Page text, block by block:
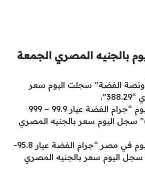
بالجنيه المصري الجمعة
الفضة” سجلت اليوم سعر
سعر الفضة اليوم “جرام الفضة عيار 99.9 – 999
سجل اليوم سعر بالجنيه المصري
سعر الفضة اليوم في مصر “جرام الفضة عيار 95.8-
سجل اليوم سعر بالجنيه المصري